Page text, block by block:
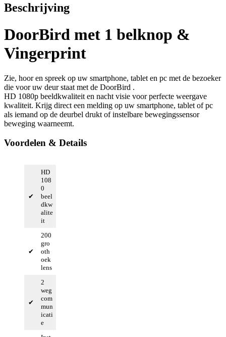
Beschrijving
DoorBird met 1 belknop &
Vingerprint
Zie, hoor en spreek op uw smartphone, tablet en pc met de bezoeker
die voor uw deur staat met de DoorBird .
HD 1080p beeldkwaliteit en nacht visie voor perfecte weergave
kwaliteit. Krijg direct een melding op uw smartphone, tablet of pc
als iemand op de deurbel drukt of instelbare bewegingssensor
beweging waarneemt.
Voordelen & Details
✔
HD
108
0
beel
dkw
alite
it
✔
200
gro
oth
oek
lens
✔
2
weg
com
mun
icati
e